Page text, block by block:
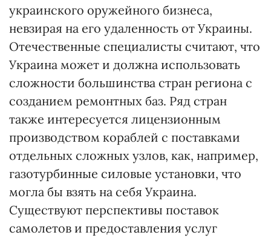
украинского оружейного бизнеса,
невзирая на его удаленность от Украины.
Отечественные специалисты считают, что
Украина может и должна использовать
сложности большинства стран региона с
созданием ремонтных баз. Ряд стран
также интересуется лицензионным
производством кораблей с поставками
отдельных сложных узлов, как, например,
газотурбинные силовые установки, что
могла бы взять на себя Украина.
Существуют перспективы поставок
самолетов и предоставления услуг